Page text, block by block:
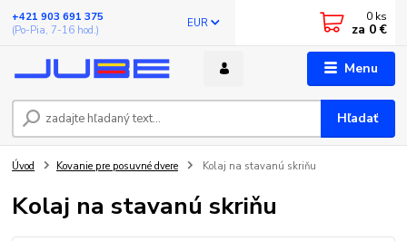
Menu
EUR
Hľadať
+421 903 691 375
(Po-Pia, 7-16 hod.)
0 ks
za 0 €
Úvod Kovanie pre posuvné dvere Kolaj na stavanú skriňu
Kolaj na stavanú skriňu